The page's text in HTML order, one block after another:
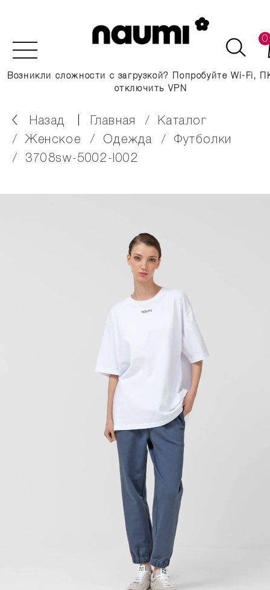
0
Возникли сложности с загрузкой? Попробуйте Wi-Fi,
отключить VPN
Назад главная
каталог
женское
одежда
футболки
3708sw-5002-l002